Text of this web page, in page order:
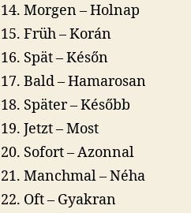
Morgen – Holnap
Früh – Korán
Spät – Későn
Bald – Hamarosan
Später – Később
Jetzt – Most
Sofort – Azonnal
Manchmal – Néha
Oft – Gyakran